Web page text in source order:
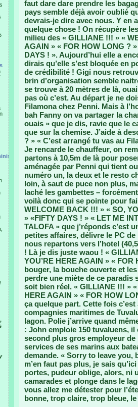
migrantscene
faut dare dare prendre les
pays semble déjà avoir oublié
devrais-je dire avec nous. Y en
quelque chose ! On récupère
milieu des « GILLIANE !!! » «
AGAIN » « FOR HOW LONG ?
DAYS ! ». Aujourd’hui elle a
dirais qu’elle s’est bloquée en
de crédibilité ! Gigi nous
brin d’organisation semble
se trouve à 20 mètres de là,
pas où c’est. Au départ je ne
Filamona chez Penni. Mais à
bah Fanny on va partager la
ouais » que je dis, ravie que le
que sur la chemise. J’aide à
? » « C’est arrangé tu vas au
Je rencarde le chauffeur, on
partons à 10,5m de là pour
aménagée par Penni qui tient
numéro un, la deux et le resto
loin, à saut de puce non plus,
laché les gambettes –
voilà donc qui se pointe pour
WELCOME BACK !!! » « SO,
» «FIFTY DAYS ! » « LET ME
TALOFA » que j’réponds c’est
petites affaires, délivre le PC
nous repartons vers l’hotel
! Là je dis juste waou ! «
YOU’RE HERE AGAIN » «
bouger, la bouche ouverte et
perdre une miète de ce paradis
soit bien réel. « GILLIANE !!! »
HERE AGAIN » « FOR HOW
ça quelque part. Cette fois
compagnies maritimes de
lagon. Polie j’arrive quand
: John emploie 150 tuvaluens, il
second plus gros employeur de
services de ses marins aux
demande. « Sorry to leave you,
m’en faut pas plus, je sais
portes, pudeur oblige, alors, ni
camarades et plonge dans le
vous allez me détester pour
bonne, trop claire, trop bleue,